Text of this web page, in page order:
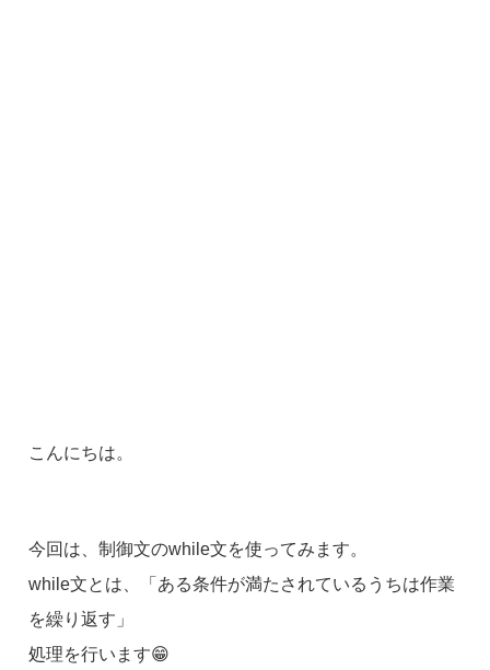
こんにちは。
今回は、制御文のwhile文を使ってみます。
while文とは、「ある条件が満たされているうちは作業
を繰り返す」
処理を行います😁